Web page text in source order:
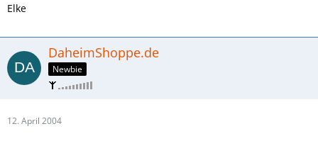
Elke
DaheimShoppe.de
Newbie
12. April 2004